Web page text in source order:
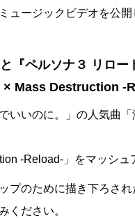
ュージックビデオを公開
『ペルソナ３ リロー
× Mass Destruction -
いいのに。」の人気曲
-Reload-」をマッシュ
プのために描き下ろさ
ください。